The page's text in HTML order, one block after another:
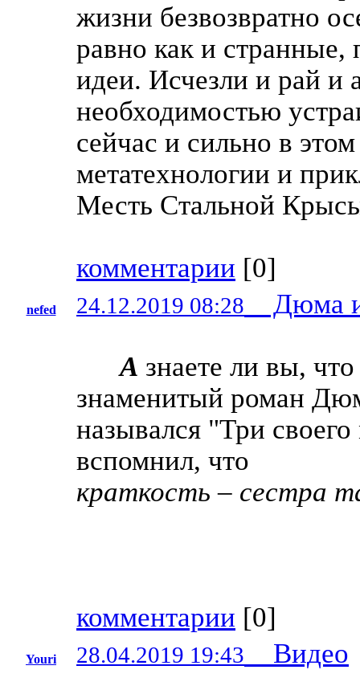
жизни безвозвратно
равно как и странные,
идеи. Исчезли и рай и
необходимостью
сейчас и сильно в
метатехнологии и
Месть Стальной
комментарии [0]
nefed 24.12.2019 08:28 Дюма и
А знаете ли вы,
знаменитый роман
назывался "Три
вспомнил, что
краткость – сестра
комментарии [0]
Youri 28.04.2019 19:43 Видео